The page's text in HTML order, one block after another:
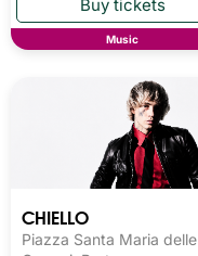
Music
CHIELLO
Piazza Santa Maria delle